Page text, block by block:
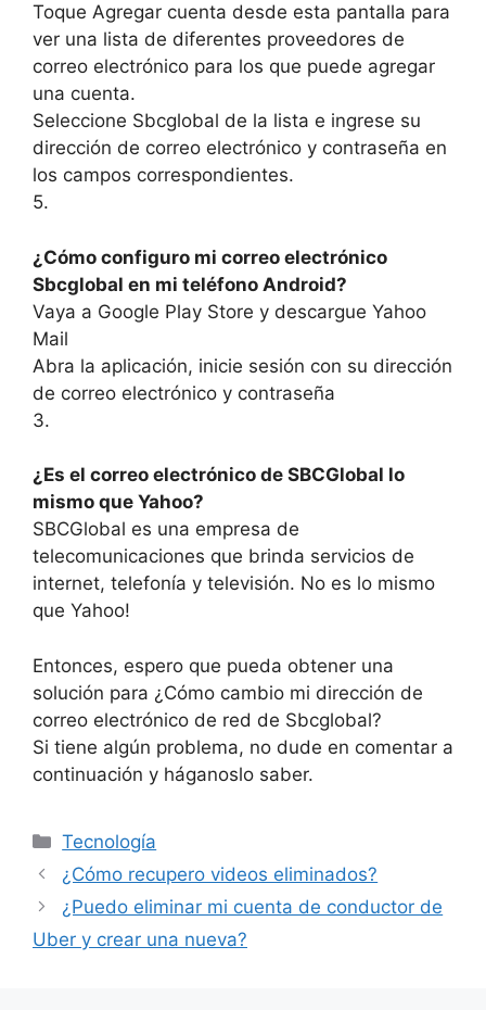
Toque Agregar cuenta desde esta pantalla para
ver una lista de diferentes proveedores de
correo electrónico para los que puede agregar
una cuenta.
Seleccione Sbcglobal de la lista e ingrese su
dirección de correo electrónico y contraseña en
los campos correspondientes.
5.
¿Cómo configuro mi correo electrónico
Sbcglobal en mi teléfono Android?
Vaya a Google Play Store y descargue Yahoo
Mail
Abra la aplicación, inicie sesión con su dirección
de correo electrónico y contraseña
3.
¿Es el correo electrónico de SBCGlobal lo
mismo que Yahoo?
SBCGlobal es una empresa de
telecomunicaciones que brinda servicios de
internet, telefonía y televisión. No es lo mismo
que Yahoo!
Entonces, espero que pueda obtener una
solución para ¿Cómo cambio mi dirección de
correo electrónico de red de Sbcglobal?
Si tiene algún problema, no dude en comentar a
continuación y háganoslo saber.
Categories
Tecnología
¿Cómo recupero videos eliminados?
¿Puedo eliminar mi cuenta de conductor de
Uber y crear una nueva?